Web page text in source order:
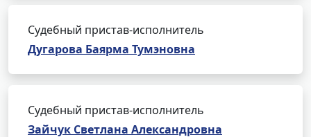
Судебный пристав-исполнитель
Дугарова Баярма Тумэновна
Судебный пристав-исполнитель
Зайчук Светлана Александровна